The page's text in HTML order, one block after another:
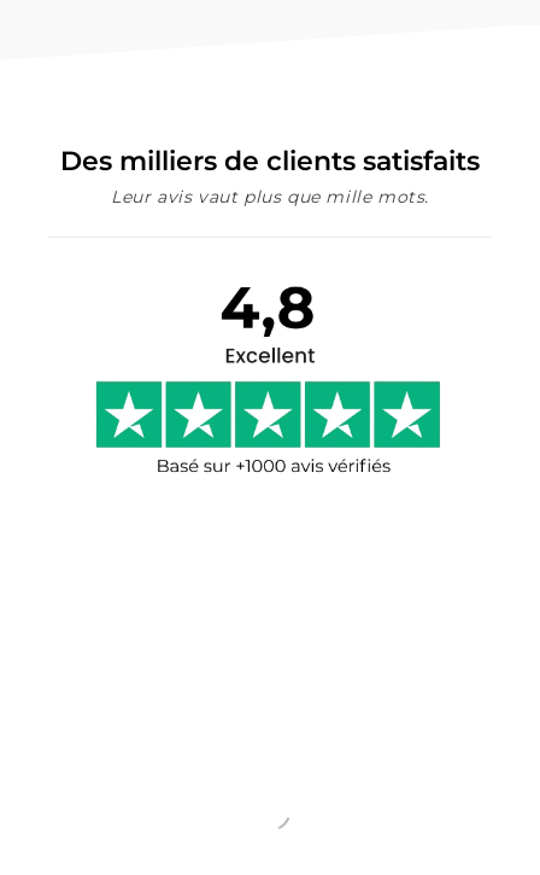
Des milliers de clients satisfaits
Leur avis vaut plus que mille mots.